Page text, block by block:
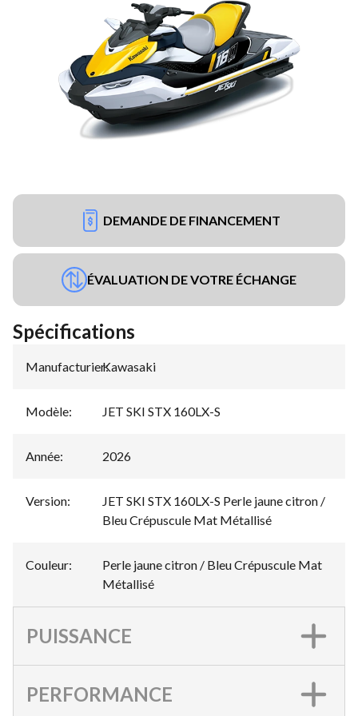
DEMANDE DE FINANCEMENT
ÉVALUATION DE VOTRE ÉCHANGE
Spécifications
Manufacturier:
Kawasaki
Modèle: JET SKI STX 160LX-S
Année: 2026
Version:
JET SKI STX 160LX-S Perle jaune citron /
Bleu Crépuscule Mat Métallisé
Couleur:
Perle jaune citron / Bleu Crépuscule Mat
Métallisé
PUISSANCE
PERFORMANCE